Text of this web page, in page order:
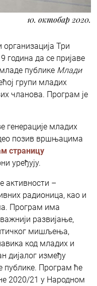
10. октобар 2020.
Три
година да се пријаве
публике Млади
групи младих
чланова. Програм је
генерације младих
позив вршњацима
страницу
уређују.
активности –
радионица, као и
Програм има
развијање,
мишљења,
код младих и
дијалог између
публике. Програм ће
2020/21 у Народном